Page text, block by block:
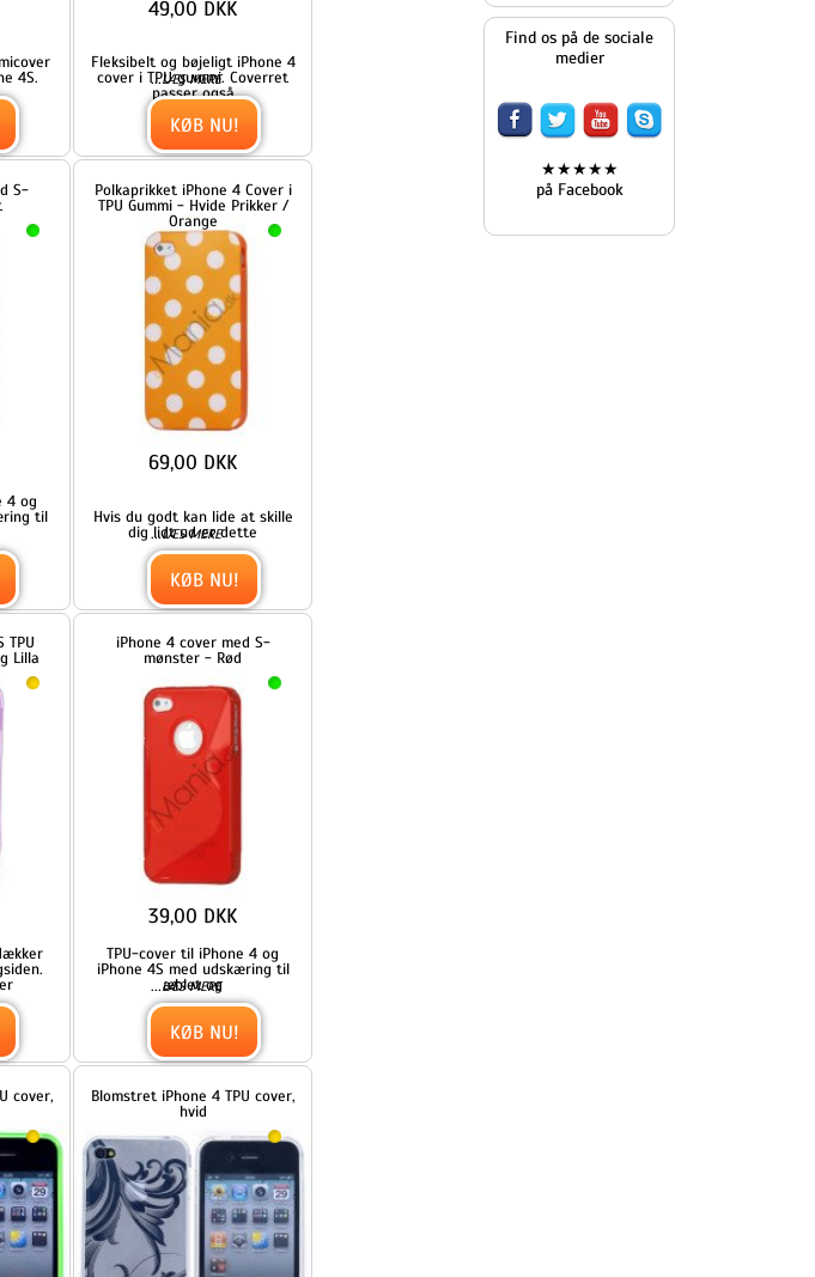
Polkaprikket iPhone 4 Cover i
TPU Gummi - Hvide Prikker /
Hvis du godt kan lide at skille
dig lidt ud er dette
iPhone 4 cover med S-
TPU-cover til iPhone 4 og
Blomstret iPhone 4 TPU cover,
Lækkert hvidt iPhone 4 cover i
TPU Gummi Bemærk: Dette
cover passer kun
LÆS MERE
KØB NU!
Find os på de sociale
medier
★★★★★
på Facebook